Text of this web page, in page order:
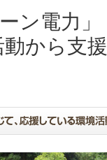
ン電力
から支